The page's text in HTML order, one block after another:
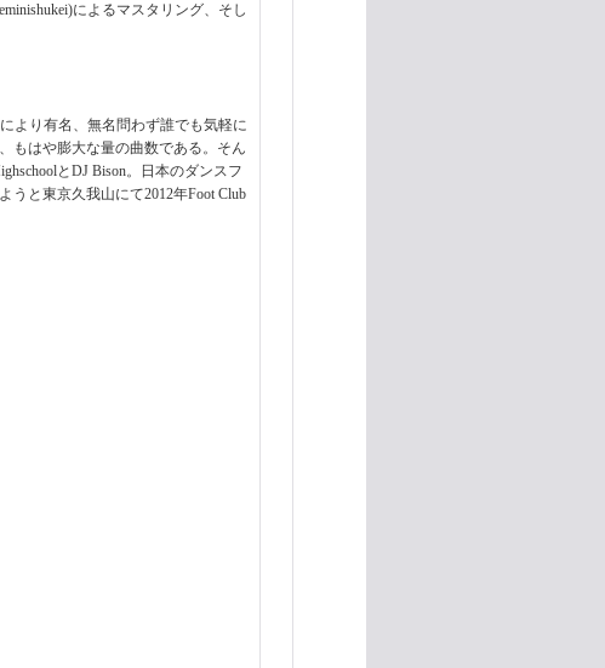
によるマスタリング、そし
より有名、無名問わず誰でも気軽に
もはや膨大な量の曲数である。そん
とDJ Bison。日本のダンスフ
うと東京久我山にて2012年Foot Club